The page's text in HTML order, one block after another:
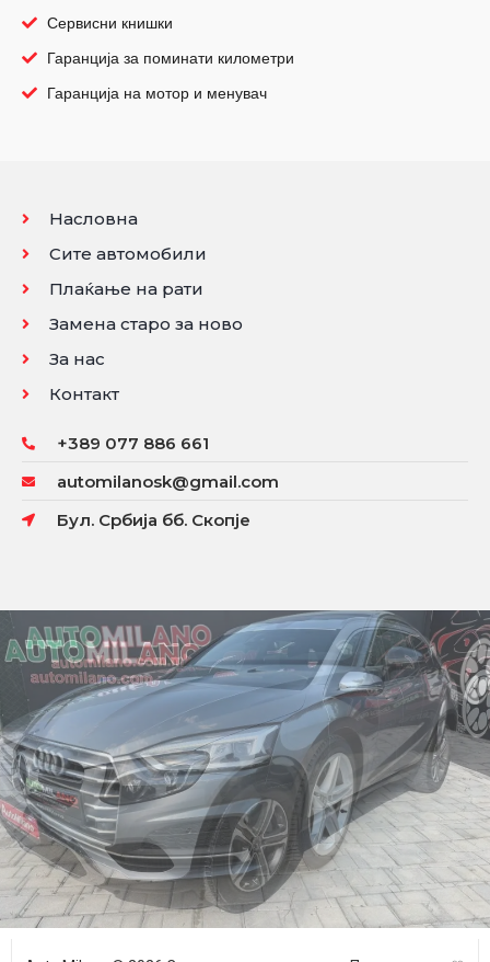
Сервисни книшки
Гаранција за поминати километри
Гаранција на мотор и менувач
Насловна
Сите автомобили
Плаќање на рати
Замена старо за ново
За нас
Контакт
+389 077 886 661
automilanosk@gmail.com
Бул. Србија бб. Скопје